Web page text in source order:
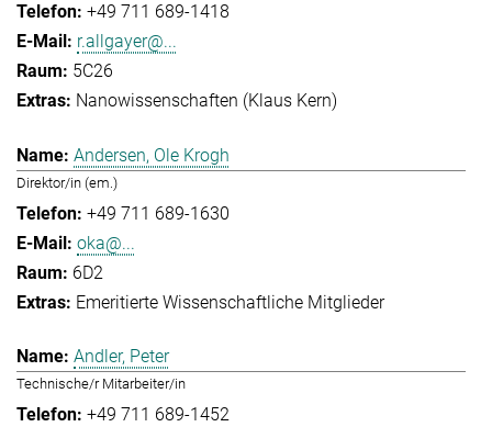
+49 711 689-1418
r.allgayer@...
5C26
Nanowissenschaften (Klaus Kern)
Andersen, Ole Krogh
Direktor/in (em.)
+49 711 689-1630
oka@...
6D2
Emeritierte Wissenschaftliche Mitglieder
Andler, Peter
Technische/r Mitarbeiter/in
+49 711 689-1452